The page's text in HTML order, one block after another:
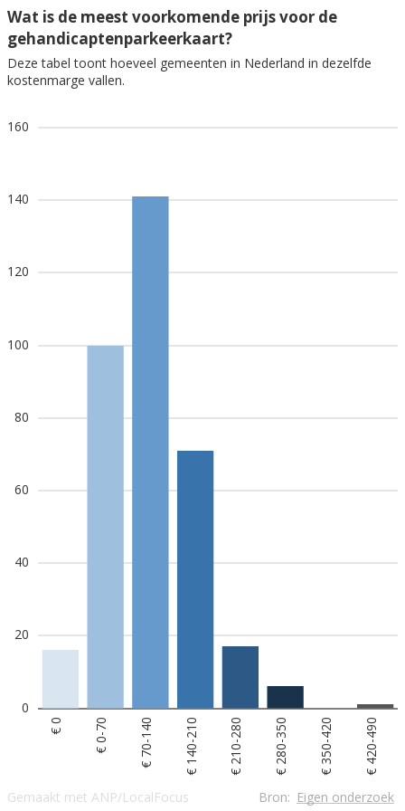
Wat is de meest voorkomende prijs voor de
gehandicaptenparkeerkaart?
Deze tabel toont hoeveel gemeenten in Nederland in dezelfde
kostenmarge vallen.
€ 0 € 0-70 € 70-140 € 140-210 € 210-280 € 280-350 € 350-420 € 420-490
0
20
40
60
80
100
120
140
160
Bron: Eigen onderzoek
Gemaakt met ANP/LocalFocus